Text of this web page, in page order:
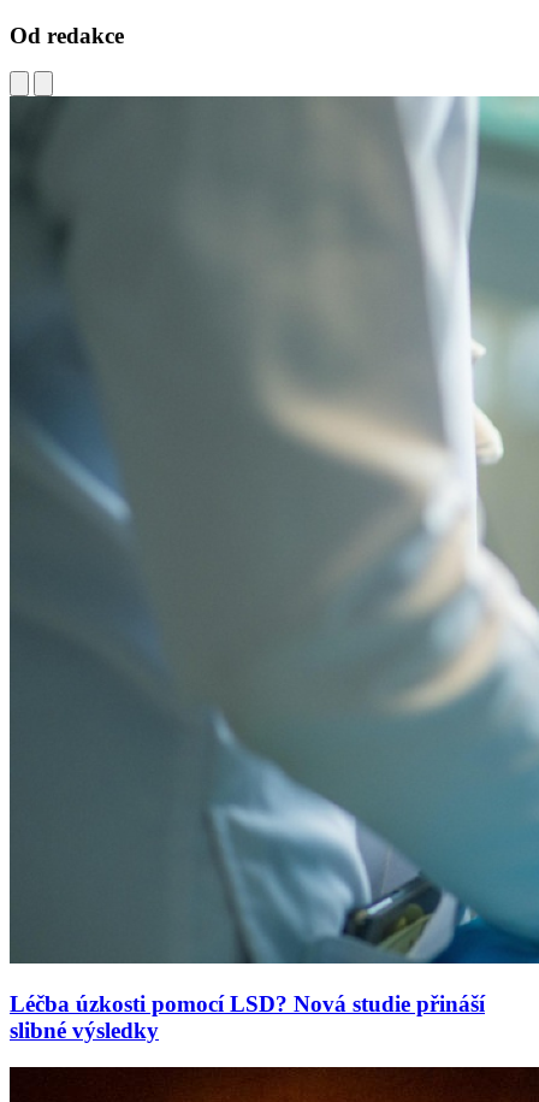
Od redakce
Léčba úzkosti pomocí LSD? Nová studie přináší
slibné výsledky